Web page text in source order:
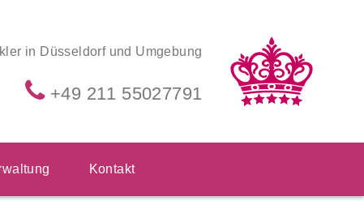
in Düsseldorf und Umgebung
+49 211 55027791
Kontakt